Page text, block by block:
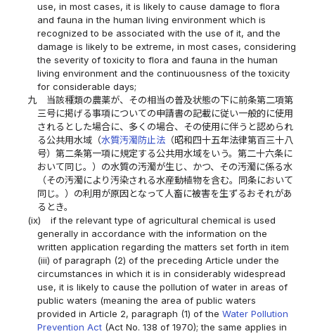
use, in most cases, it is likely to cause damage to flora
and fauna in the human living environment which is
recognized to be associated with the use of it, and the
damage is likely to be extreme, in most cases, considering
the severity of toxicity to flora and fauna in the human
living environment and the continuousness of the toxicity
for considerable days;
九
当該種類の農薬が、その相当の普及状態の下に前条第二項第
三号に掲げる事項についての申請書の記載に従い一般的に使用
されるとした場合に、多くの場合、その使用に伴うと認められ
る公共用水域（水質汚濁防止法（昭和四十五年法律第百三十八
号）第二条第一項に規定する公共用水域をいう。第二十六条に
おいて同じ。）の水質の汚濁が生じ、かつ、その汚濁に係る水
（その汚濁により汚染される水産動植物を含む。同条において
同じ。）の利用が原因となって人畜に被害を生ずるおそれがあ
るとき。
(ix)
if the relevant type of agricultural chemical is used
generally in accordance with the information on the
written application regarding the matters set forth in item
(iii) of paragraph (2) of the preceding Article under the
circumstances in which it is in considerably widespread
use, it is likely to cause the pollution of water in areas of
public waters (meaning the area of public waters
provided in Article 2, paragraph (1) of the Water Pollution
Prevention Act(Act No. 138 of 1970); the same applies in